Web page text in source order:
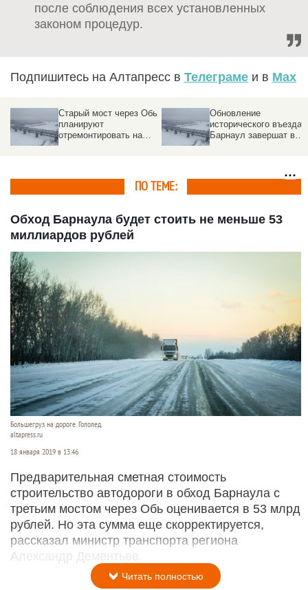
после соблюдения всех установленных
законом процедур.
Подпишитесь на Алтапресс в Телеграме и в Max
Старый мост через Обь
планируют
отремонтировать на
Обновление
исторического въезда
Барнаул завершат в
ПО ТЕМЕ:
Обход Барнаула будет стоить не меньше 53
миллиардов рублей
Большегруз на дороге. Гололед.
altapress.ru
18 января 2019 в 13:46
Предварительная сметная стоимость
строительство автодороги в обход Барнаула с
третьим мостом через Обь оценивается в 53 млрд
рублей. Но эта сумма еще скорректируется,
рассказал министр транспорта региона
Александр Дементьев.
Читать полностью